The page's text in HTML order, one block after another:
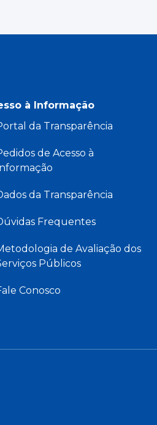
à Informação
da Transparência
de Acesso à
Informação
da Transparência
Frequentes
de Avaliação dos
Públicos
Conosco